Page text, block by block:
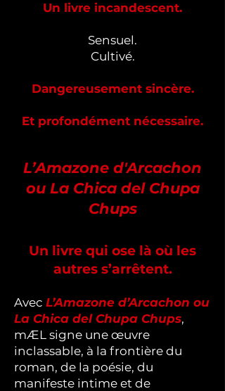
Un livre incandescent.
Sensuel.
Cultivé.
Dangereusement sincère.
Et profondément nécessaire.
L’Amazone d'Arcachon
ou La Chica del Chupa
Chups
Un livre qui ose là où les
autres s’arrêtent.
Avec L’Amazone d’Arcachon ou
La Chica del Chupa Chups,
mÆL signe une œuvre
inclassable, à la frontière du
roman, de la poésie, du
manifeste intime et de